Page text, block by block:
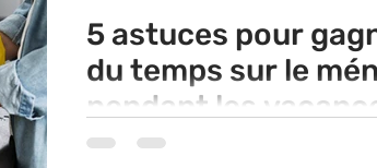
5 astuces pour
du temps sur le
pendant les
L’été est là, et avec lui les vacances,